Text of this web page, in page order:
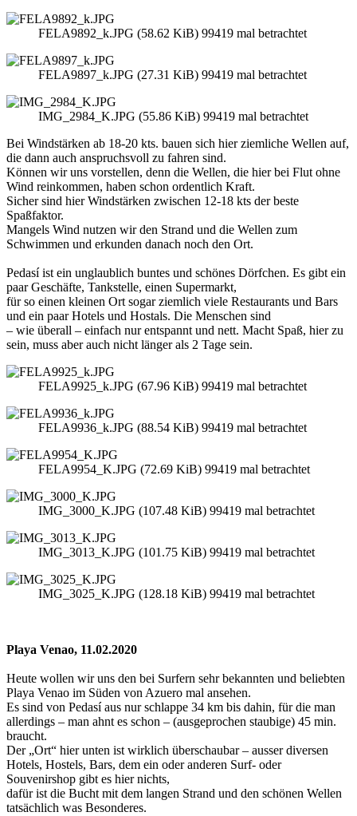
FELA9892_k.JPG (58.62 KiB) 99419 mal betrachtet
FELA9897_k.JPG (27.31 KiB) 99419 mal betrachtet
IMG_2984_K.JPG (55.86 KiB) 99419 mal betrachtet
Bei Windstärken ab 18-20 kts. bauen sich hier ziemliche Wellen auf,
die dann auch anspruchsvoll zu fahren sind.
Können wir uns vorstellen, denn die Wellen, die hier bei Flut ohne
Wind reinkommen, haben schon ordentlich Kraft.
Sicher sind hier Windstärken zwischen 12-18 kts der beste
Spaßfaktor.
Mangels Wind nutzen wir den Strand und die Wellen zum
Schwimmen und erkunden danach noch den Ort.
Pedasí ist ein unglaublich buntes und schönes Dörfchen. Es gibt ein
paar Geschäfte, Tankstelle, einen Supermarkt,
für so einen kleinen Ort sogar ziemlich viele Restaurants und Bars
und ein paar Hotels und Hostals. Die Menschen sind
– wie überall – einfach nur entspannt und nett. Macht Spaß, hier zu
sein, muss aber auch nicht länger als 2 Tage sein.
FELA9925_k.JPG (67.96 KiB) 99419 mal betrachtet
FELA9936_k.JPG (88.54 KiB) 99419 mal betrachtet
FELA9954_K.JPG (72.69 KiB) 99419 mal betrachtet
IMG_3000_K.JPG (107.48 KiB) 99419 mal betrachtet
IMG_3013_K.JPG (101.75 KiB) 99419 mal betrachtet
IMG_3025_K.JPG (128.18 KiB) 99419 mal betrachtet
Playa Venao, 11.02.2020
Heute wollen wir uns den bei Surfern sehr bekannten und beliebten
Playa Venao im Süden von Azuero mal ansehen.
Es sind von Pedasí aus nur schlappe 34 km bis dahin, für die man
allerdings – man ahnt es schon – (ausgeprochen staubige) 45 min.
braucht.
Der „Ort“ hier unten ist wirklich überschaubar – ausser diversen
Hotels, Hostels, Bars, dem ein oder anderen Surf- oder
Souvenirshop gibt es hier nichts,
dafür ist die Bucht mit dem langen Strand und den schönen Wellen
tatsächlich was Besonderes.